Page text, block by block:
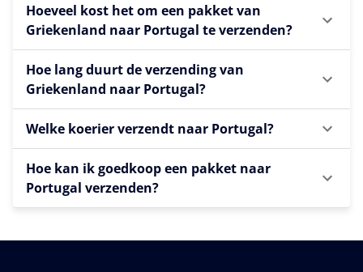
Hoeveel kost het om een pakket van
Griekenland naar Portugal te verzenden?
Hoe lang duurt de verzending van
Griekenland naar Portugal?
Welke koerier verzendt naar Portugal?
Hoe kan ik goedkoop een pakket naar
Portugal verzenden?